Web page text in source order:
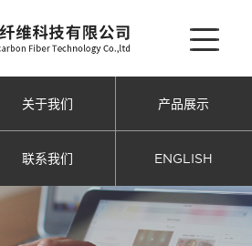
关于我们 产品展示
联系我们 ENGLISH